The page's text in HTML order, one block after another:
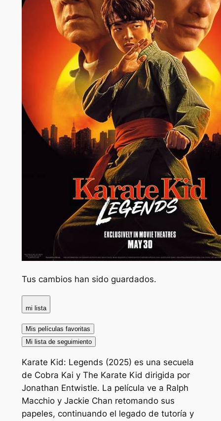
Tus cambios han sido guardados.
mi lista
Mis películas favoritas
Mi lista de seguimiento
Karate Kid: Legends (2025) es una secuela
de Cobra Kai y The Karate Kid dirigida por
Jonathan Entwistle. La película ve a Ralph
Macchio y Jackie Chan retomando sus
papeles, continuando el legado de tutoría y